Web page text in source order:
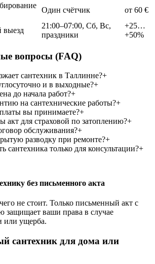
Один счётчик от 60 €
выезд
21:00–07:00, Сб, Вс,
праздники
+25…
+50%
вопросы (FAQ)
сантехник в Таллинне?+
и в выходные?+
до начала работ?+
на сантехнические работы?+
вы принимаете?+
акт для страховой по затоплению?+
обслуживания?+
разводку при ремонте?+
сантехника только для консультации?+
без письменного акта
не стоит. Только письменный акт с
защищает ваши права в случае
или ущерба.
сантехник для дома или